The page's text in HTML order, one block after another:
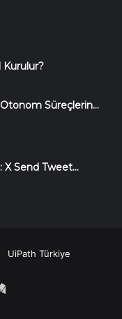
Kurulur?
Süreçlerin…
X Send Tweet…
UiPath Türkiye
Medium